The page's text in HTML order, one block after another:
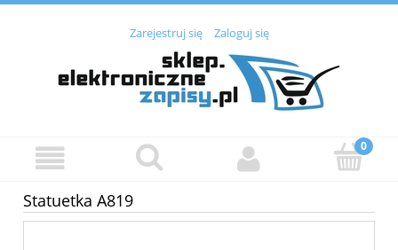
Zarejestruj się Zaloguj się
Statuetka A819